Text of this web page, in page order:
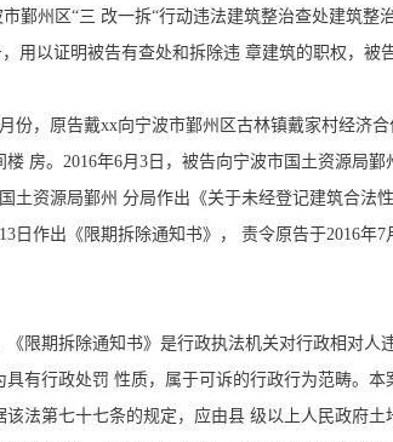
鄞州区“三 改一拆“行动违法建筑整治查处建筑
用以证明被告有查处和拆除违 章建筑的职权，被
份，原告戴xx向宁波市鄞州区古林镇戴家村经济
房。2016年6月3日，被告向宁波市国土资源局
土资源局鄞州 分局作出《关于未经登记建筑合法
日作出《限期拆除通知书》， 责令原告于2016
限期拆除通知书》是行政执法机关对行政相对
有行政处罚 性质，属于可诉的行政行为范畴。
法第七十七条的规定，应由县 级以上人民政府